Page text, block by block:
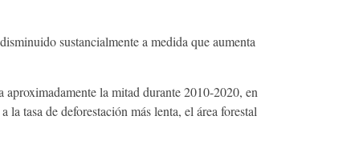
sustancialmente a medida que aumenta
aproximadamente la mitad durante 2010-2020, en
tasa de deforestación más lenta, el área forestal